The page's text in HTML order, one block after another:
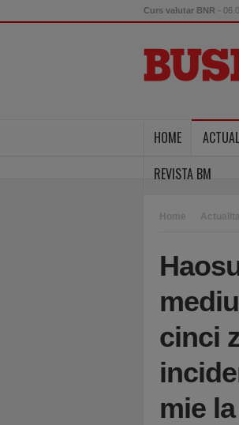
Curs valutar BNR -
HOME
REVISTA BM
Home
cinci
mie